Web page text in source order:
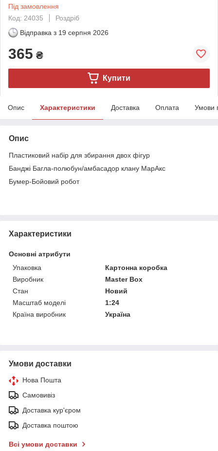
Під замовлення
Код: 24035
Роздріб
Відправка з 19 серпня 2026
365 ₴
Купити
Опис Характеристики Доставка Оплата Умови
Опис
Пластиковий набір для збирання двох фігур
Банджі Багла-полюбун/амбасадор клану МарАкс
Бумер-Бойовий робот
Характеристики
Основні атрибути
Упаковка
Картонна коробка
Виробник
Master Box
Стан
Новий
Масштаб моделі
1:24
Країна виробник
Україна
Умови доставки
Нова Пошта
Самовивіз
Доставка кур'єром
Доставка поштою
Всі умови доставки